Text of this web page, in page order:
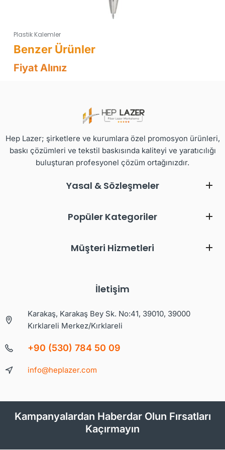
Plastik Kalemler
Fiyat Alınız
Hep Lazer; şirketlere ve kurumlara özel promosyon ürünleri,
baskı çözümleri ve tekstil baskısında kaliteyi ve yaratıcılığı
buluşturan profesyonel çözüm ortağınızdır.
Yasal & Sözleşmeler
Popüler Kategoriler
Müşteri Hizmetleri
İletişim
Karakaş, Karakaş Bey Sk. No:41, 39010, 39000
Kırklareli Merkez/Kırklareli
+90 (530) 784 50 09
info@heplazer.com
Kampanyalardan Haberdar Olun Fırsatları
Kaçırmayın